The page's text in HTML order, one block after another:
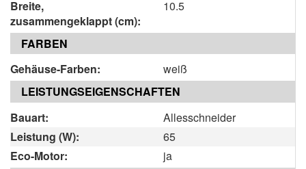
Breite,
zusammengeklappt (cm):
10.5
FARBEN
Gehäuse-Farben:
weiß
LEISTUNGSEIGENSCHAFTEN
Bauart:
Allesschneider
Leistung (W):
65
Eco-Motor:
ja